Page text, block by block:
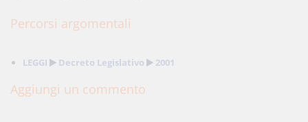
Percorsi argomentali
LEGGI Decreto Legislativo 2001
Aggiungi un commento